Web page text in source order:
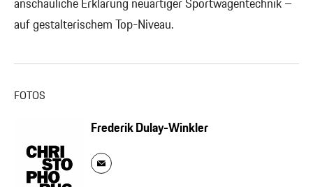
anschauliche Erklärung neuartiger Sportwagentechnik –
auf gestalterischem Top-Niveau.
FOTOS
Frederik Dulay-Winkler